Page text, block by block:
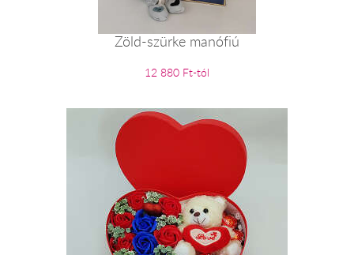
Zöld-szürke manófiú
12 880 Ft-tól